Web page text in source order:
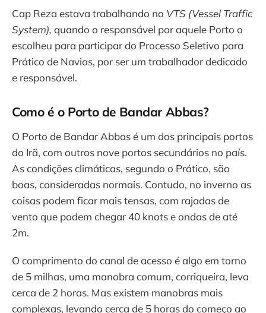
Cap Reza estava trabalhando no VTS (Vessel Traffic
System), quando o responsável por aquele Porto o
escolheu para participar do Processo Seletivo para
Prático de Navios, por ser um trabalhador dedicado
e responsável.
Como é o Porto de Bandar Abbas?
O Porto de Bandar Abbas é um dos principais portos
do Irã, com outros nove portos secundários no país.
As condições climáticas, segundo o Prático, são
boas, consideradas normais. Contudo, no inverno as
coisas podem ficar mais tensas, com rajadas de
vento que podem chegar 40 knots e ondas de até
2m.
O comprimento do canal de acesso é algo em torno
de 5 milhas, uma manobra comum, corriqueira, leva
cerca de 2 horas. Mas existem manobras mais
complexas, levando cerca de 5 horas do começo ao